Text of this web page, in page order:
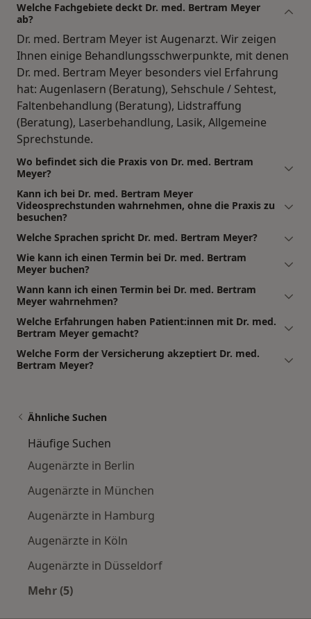
Welche Fachgebiete deckt Dr. med. Bertram Meyer
ab?
Dr. med. Bertram Meyer ist Augenarzt. Wir zeigen
Ihnen einige Behandlungsschwerpunkte, mit denen
Dr. med. Bertram Meyer besonders viel Erfahrung
hat: Augenlasern (Beratung), Sehschule / Sehtest,
Faltenbehandlung (Beratung), Lidstraffung
(Beratung), Laserbehandlung, Lasik, Allgemeine
Sprechstunde.
Wo befindet sich die Praxis von Dr. med. Bertram
Meyer?
Kann ich bei Dr. med. Bertram Meyer
Videosprechstunden wahrnehmen, ohne die Praxis zu
besuchen?
Welche Sprachen spricht Dr. med. Bertram Meyer?
Wie kann ich einen Termin bei Dr. med. Bertram
Meyer buchen?
Wann kann ich einen Termin bei Dr. med. Bertram
Meyer wahrnehmen?
Welche Erfahrungen haben Patient:innen mit Dr. med.
Bertram Meyer gemacht?
Welche Form der Versicherung akzeptiert Dr. med.
Bertram Meyer?
Ähnliche Suchen
Häufige Suchen
Augenärzte in Berlin
Augenärzte in München
Augenärzte in Hamburg
Augenärzte in Köln
Augenärzte in Düsseldorf
Mehr (5)